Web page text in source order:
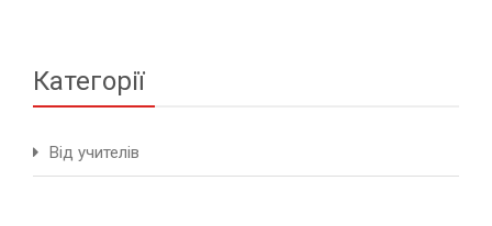
Категорії
Від учителів